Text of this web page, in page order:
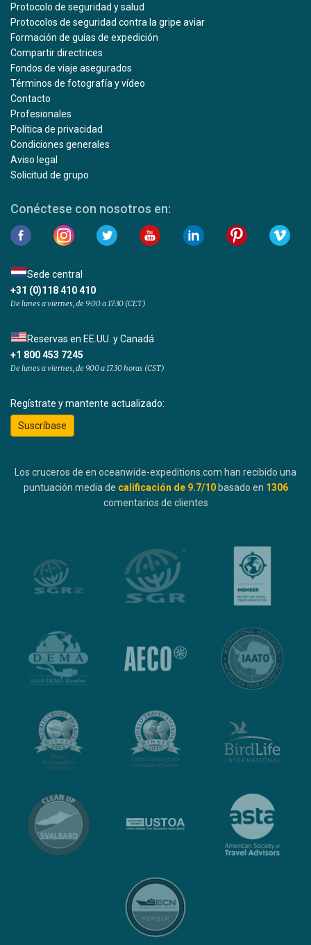
Protocolo de seguridad y salud
Protocolos de seguridad contra la gripe aviar
Formación de guías de expedición
Compartir directrices
Fondos de viaje asegurados
Términos de fotografía y vídeo
Contacto
Profesionales
Política de privacidad
Condiciones generales
Aviso legal
Solicitud de grupo
Conéctese con nosotros en:
Sede central
+31 (0)118 410 410
De lunes a viernes, de 9:00 a 17:30 (CET)
Reservas en EE.UU. y Canadá
+1 800 453 7245
De lunes a viernes, de 9.00 a 17.30 horas (CST)
Regístrate y mantente actualizado:
Suscríbase
Los cruceros de en oceanwide-expeditions.com han recibido una
puntuación media de calificación de 9.7/10 basado en 1306
comentarios de clientes